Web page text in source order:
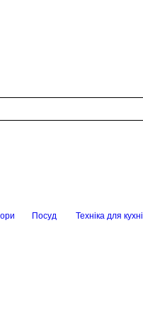
Посуд Техніка для кухні